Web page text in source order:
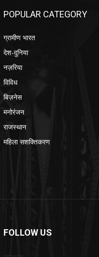
POPULAR CATEGORY
ग्रामीण भारत
देश-दुनिया
नज़रिया
विविध
बिज़नेस
मनोरंजन
राजस्थान
महिला सशक्तिकरण
FOLLOW US